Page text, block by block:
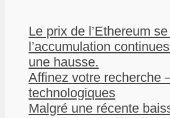
Le prix de l’Ethereum
l’accumulation
une hausse.
Affinez votre recherche
technologiques
Malgré une récente